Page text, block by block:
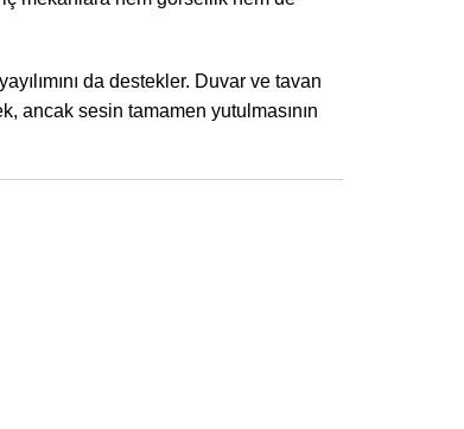
da destekler. Duvar ve tavan
ancak sesin tamamen yutulmasının